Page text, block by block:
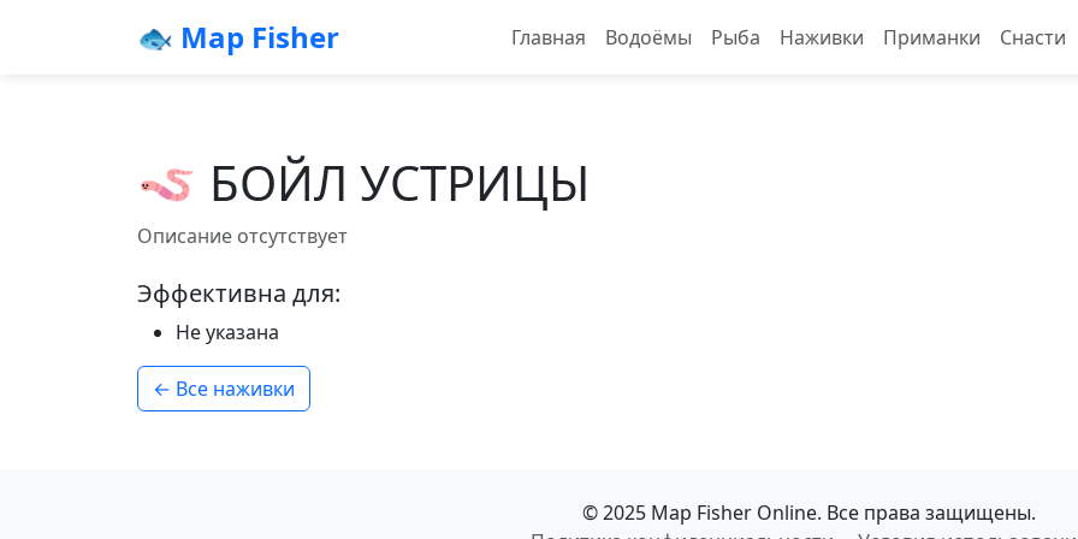
🐟 Map Fisher Главная Водоёмы Рыба Наживки Приманки Снасти
🪱 БОЙЛ УСТРИЦЫ
Описание отсутствует
Эффективна для:
Не указана
← Все наживки
© 2025 Map Fisher Online. Все права защищены.